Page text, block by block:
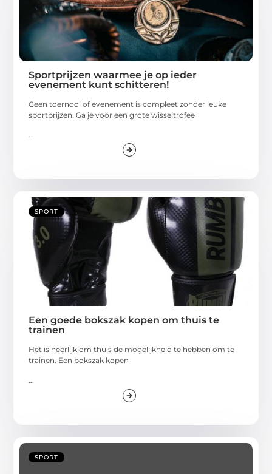
Sportprijzen waarmee je op ieder
evenement kunt schitteren!
Geen toernooi of evenement is compleet zonder leuke
sportprijzen. Ga je voor een grote wisseltrofee
...
SPORT
Een goede bokszak kopen om thuis te
trainen
Het is heerlijk om thuis de mogelijkheid te hebben om te
trainen. Een bokszak kopen
SPORT